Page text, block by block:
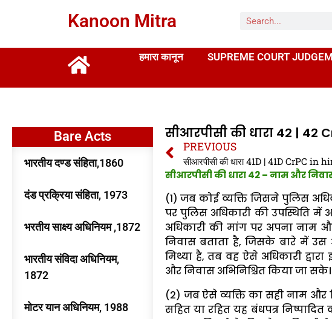
Kanoon Mitra
हमारा कानून SUPREME COURT
Bare Acts
भारतीय दण्ड संहिता,1860
दंड प्रक्रिया संहिता, 1973
भरतीय साक्ष्य अधिनियम ,1872
भारतीय संविदा अधिनियम,
1872
मोटर यान अधिनियम, 1988
सीआरपीसी की धारा 42 | 42
PREVIOUS
सीआरपीसी की धारा 41D | 41D CrPC in
सीआरपीसी की धारा 42 – नाम और
(1) जब कोई व्यक्ति जिसने पुलिस
पर पुलिस अधिकारी की उपस्थिति
अधिकारी की मांग पर अपना नाम
निवास बताता है, जिसके बारे में
मिथ्या है, तब वह ऐसे अधिकारी
और निवास अभिनिश्चित किया जा सके।
(2) जब ऐसे व्यक्ति का सही नाम और
सहित या रहित यह बंधपत्र